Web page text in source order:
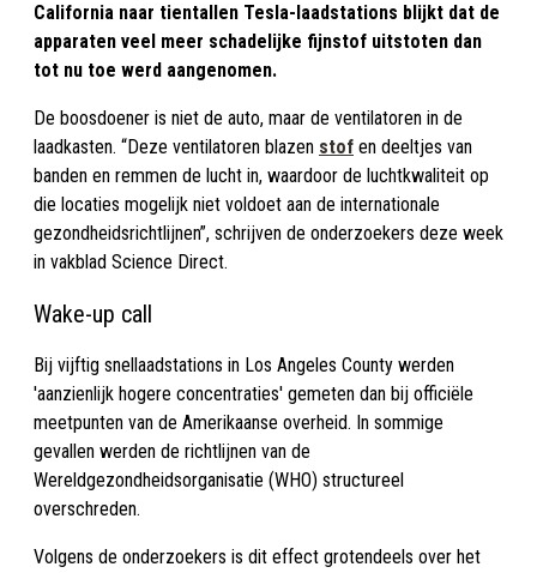
California naar tientallen Tesla-laadstations blijkt dat de
apparaten veel meer schadelijke fijnstof uitstoten dan
tot nu toe werd aangenomen.
De boosdoener is niet de auto, maar de ventilatoren in de
laadkasten. “Deze ventilatoren blazen stof en deeltjes van
banden en remmen de lucht in, waardoor de luchtkwaliteit op
die locaties mogelijk niet voldoet aan de internationale
gezondheidsrichtlijnen”, schrijven de onderzoekers deze week
in vakblad Science Direct.
Wake-up call
Bij vijftig snellaadstations in Los Angeles County werden
'aanzienlijk hogere concentraties' gemeten dan bij officiële
meetpunten van de Amerikaanse overheid. In sommige
gevallen werden de richtlijnen van de
Wereldgezondheidsorganisatie (WHO) structureel
overschreden.
Volgens de onderzoekers is dit effect grotendeels over het